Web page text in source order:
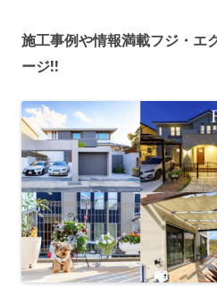
施工事例や情報満載フジ・エ
ージ!!